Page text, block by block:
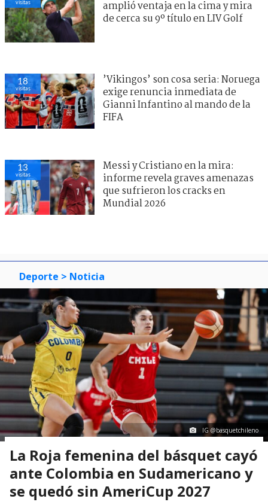
visitas
amplió ventaja en la cima y mira
de cerca su 9º título en LIV Golf
18
visitas
’Vikingos’ son cosa seria: Noruega
exige renuncia inmediata de
Gianni Infantino al mando de la
FIFA
13
visitas
Messi y Cristiano en la mira:
informe revela graves amenazas
que sufrieron los cracks en
Mundial 2026
Deporte > Noticia
IG @basquetchileno
La Roja femenina del básquet cayó
ante Colombia en Sudamericano y
se quedó sin AmeriCup 2027